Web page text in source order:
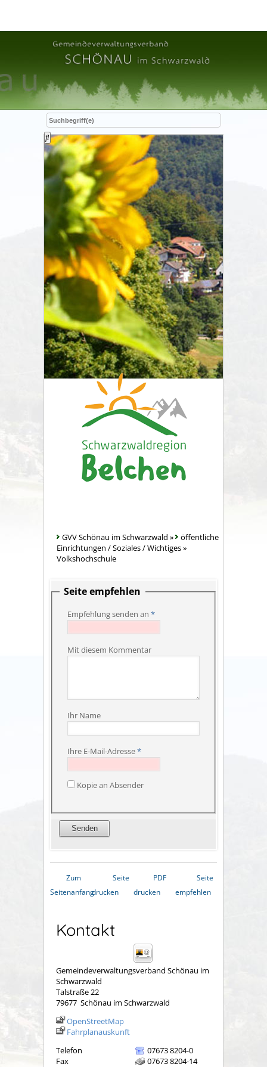
GVV Schönau im Schwarzwald »
öffentliche
Einrichtungen / Soziales / Wichtiges»
Volkshochschule
Seite empfehlen
Empfehlung senden an *
Mit diesem Kommentar
Ihr Name
Ihre E-Mail-Adresse*
Kopie an Absender
Zum
Seitenanfang
Seite
drucken
PDF
drucken
Seite
empfehlen
Kontakt
Gemeindeverwaltungsverband Schönau im
Schwarzwald
Talstraße 22
79677 Schönau im Schwarzwald
OpenStreetMap
Fahrplanauskunft
Telefon
07673 8204-0
Fax
07673 8204-14